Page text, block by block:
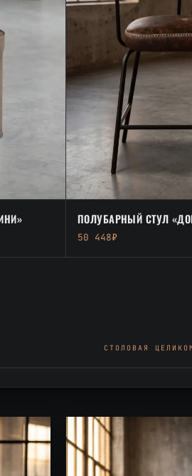
ПОЛУБАРНЫЙ СТУЛ
50 448₽
СТОЛОВАЯ